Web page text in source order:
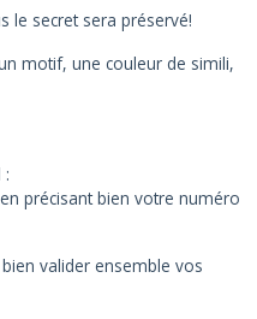
le secret sera préservé!
motif, une couleur de simili,
:
en précisant bien votre numéro
valider ensemble vos